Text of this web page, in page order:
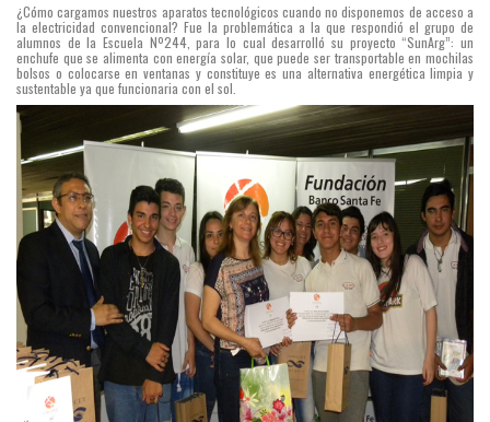
¿Cómo cargamos nuestros aparatos tecnológicos cuando no disponemos de acceso a
la electricidad convencional? Fue la problemática a la que respondió el grupo de
alumnos de la Escuela Nº244, para lo cual desarrolló su proyecto “SunArg”: un
enchufe que se alimenta con energía solar, que puede ser transportable en mochilas
bolsos o colocarse en ventanas y constituye es una alternativa energética limpia y
sustentable ya que funcionaria con el sol.